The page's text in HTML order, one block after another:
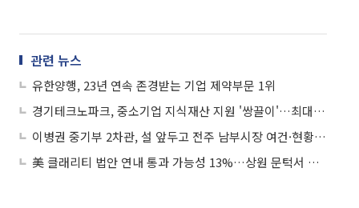
관련 뉴스
유한양행, 23년 연속 존경받는 기업 제약부문 1위
경기테크노파크, 중소기업 지식재산 지원 '쌍끌이'…최대 4500만원 컨설팅 제공
이병권 중기부 2차관, 설 앞두고 전주 남부시장 여건·현황 점검
美 클래리티 법안 연내 통과 가능성 13%…상원 문턱서 제동